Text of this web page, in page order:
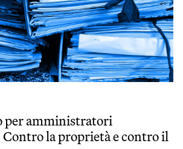
per amministratori
la proprietà e contro il